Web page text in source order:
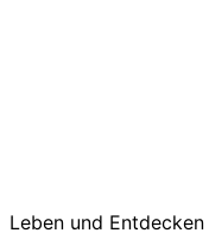
Leben und